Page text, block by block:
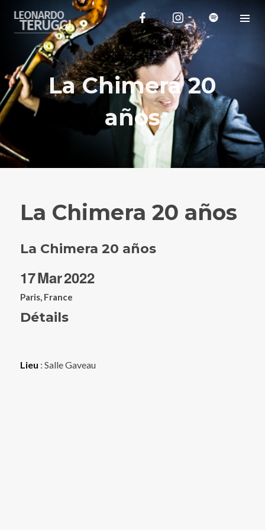
La Chimera 20
años
La Chimera 20 años
La Chimera 20 años
17Mar2022
Paris, France
Détails
Lieu : Salle Gaveau